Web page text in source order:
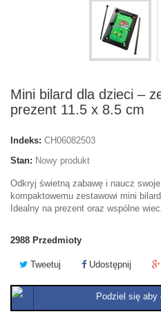
Mini bilard dla dzieci –
prezent 11.5 x 8.5 cm
Indeks: CH06082503
Stan: Nowy produkt
Odkryj świetną zabawę i naucz
kompaktowemu zestawowi mini
Idealny na prezent oraz wspólne
2988 Przedmioty
Tweetuj Udostępnij
Podziel się